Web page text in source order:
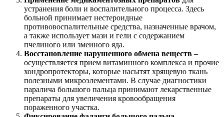
устранения боли и воспалительного процесса. Здесь
больной принимает нестероидные
противовоспалительные средства, назначенные врачом,
а также использует мази и гели с содержанием
пчелиного или змеиного яда.
Восстановление нарушенного обмена веществ –
осуществляется прием витаминного комплекса и прочие
хондропротекторы, которые насытят хрящевую ткань
полезными микроэлементами. В случае диагностики
паралича большого пальца принимают лекарственные
препараты для увеличения кровообращения
пораженного участка.